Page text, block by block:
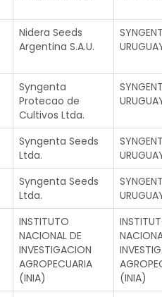
Nidera Seeds
Argentina S.A.U.
Syngenta
Protecao de
Cultivos Ltda.
Syngenta Seeds
Ltda.
Syngenta Seeds
Ltda.
INSTITUTO
NACIONAL DE
INVESTIGACION
AGROPECUARIA
(INIA)
(INIA)